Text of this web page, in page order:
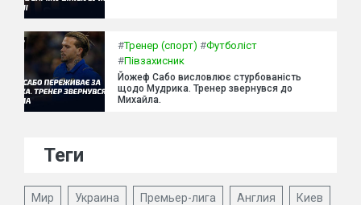
#Тренер (спорт) #Футболіст
#Півзахисник
Йожеф Сабо висловлює стурбованість
щодо Мудрика. Тренер звернувся до
Михайла.
Теги
Мир Украина Премьер-лига Англия Киев